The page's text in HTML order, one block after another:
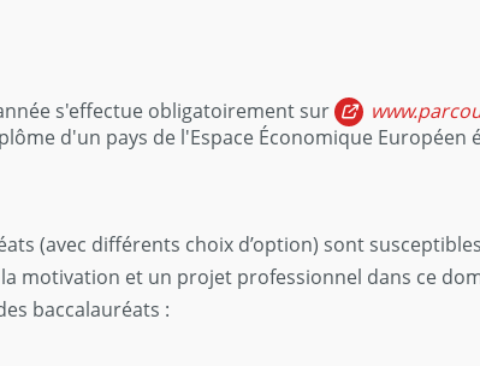
s'effectue obligatoirement sur
d'un pays de l'Espace Économique Européen
(avec différents choix d’option) sont
la motivation et un projet professionnel dans ce
baccalauréats :